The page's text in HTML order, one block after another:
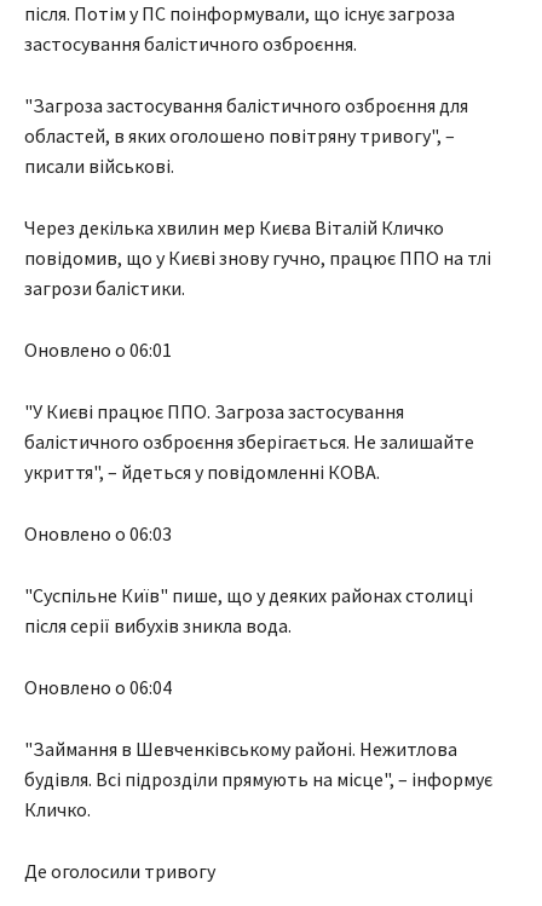
після. Потім у ПС поінформували, що існує загроза
застосування балістичного озброєння.
"Загроза застосування балістичного озброєння для
областей, в яких оголошено повітряну тривогу", –
писали військові.
Через декілька хвилин мер Києва Віталій Кличко
повідомив, що у Києві знову гучно, працює ППО на тлі
загрози балістики.
Оновлено о 06:01
"У Києві працює ППО. Загроза застосування
балістичного озброєння зберігається. Не залишайте
укриття", – йдеться у повідомленні КОВА.
Оновлено о 06:03
"Суспільне Київ" пише, що у деяких районах столиці
після серії вибухів зникла вода.
Оновлено о 06:04
"Займання в Шевченківському районі. Нежитлова
будівля. Всі підрозділи прямують на місце", – інформує
Кличко.
Де оголосили тривогу